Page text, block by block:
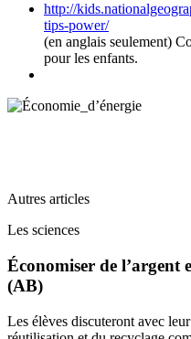
http://
tips-power/
(en anglais seulement)
pour les enfants.
Autres articles
Les sciences
Économiser de l’argent
(AB)
Les élèves discuteront avec